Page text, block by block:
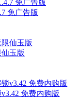
免广告版
玉版
免费内购版